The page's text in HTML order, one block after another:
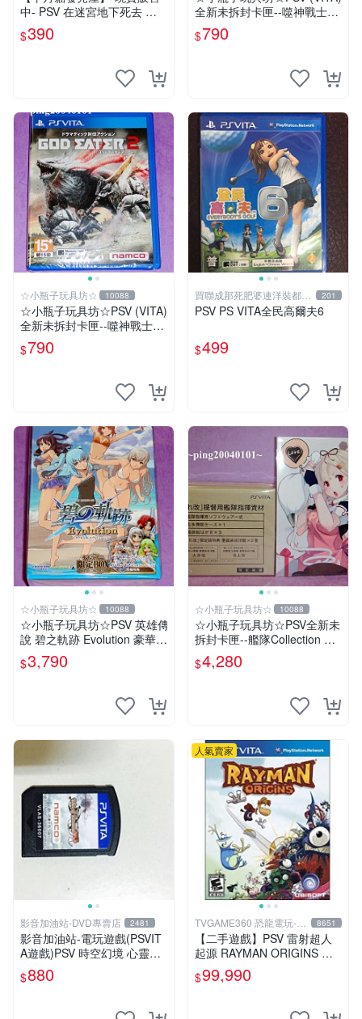
中- PSV 在迷宮地下死去 亞
版 日文版 ※迷Q地下去死團※
$390
全新未拆封卡匣--噬神戰士2
《噬神者2》(日版)
$790
☆小瓶子玩具坊☆ 10088
☆小瓶子玩具坊☆PSV (VITA)
全新未拆封卡匣--噬神戰士2
《噬神者2》
$790
買聯成那死肥婆連洋裝都要
穿XL號
201
PSV PS VITA全民高爾夫6
$499
☆小瓶子玩具坊☆ 10088
☆小瓶子玩具坊☆PSV 英雄傳
說 碧之軌跡 Evolution 豪華限
定版 CHANA-ANI 限定BOX
(日版)
$3,790
☆小瓶子玩具坊☆ 10088
☆小瓶子玩具坊☆PSV全新未
拆封卡匣--艦隊Collection 改
《艦隊收藏 改》限定版 (日
版) +特典--資料夾
$4,280
影音加油站-DVD專賣店 2481
影音加油站-電玩遊戲(PSVIT
A遊戲)PSV 時空幻境 心靈傳
奇 R 日版/直購價880元/下標
就賣
$880
人氣賣家
TVGAME360 恐龍電玩-台
中店
8651
【二手遊戲】PSV 雷射超人
起源 RAYMAN ORIGINS 英
文版【台中恐龍電玩】
$99,990